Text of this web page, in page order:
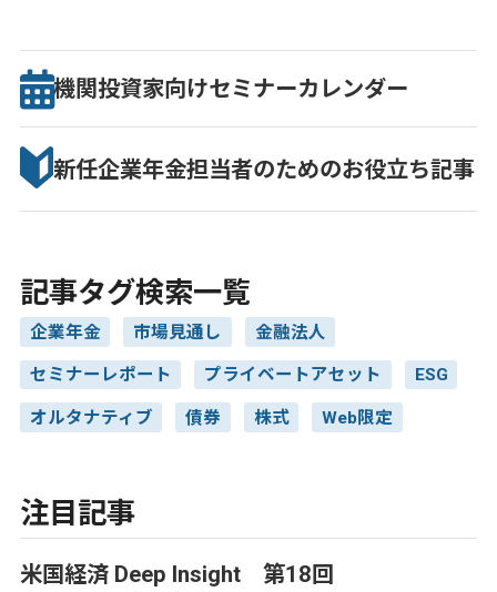
機関投資家向けセミナーカレンダー
新任企業年金担当者のためのお役立ち記事
記事タグ検索一覧
企業年金 市場見通し 金融法人
セミナーレポート プライベートアセット ESG
オルタナティブ 債券 株式 Web限定
注目記事
米国経済 Deep Insight 第18回